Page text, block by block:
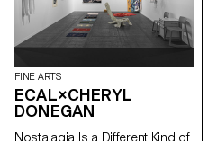
FINE ARTS
ECAL×CHERYL
DONEGAN
Nostalagia Is a Different Kind of